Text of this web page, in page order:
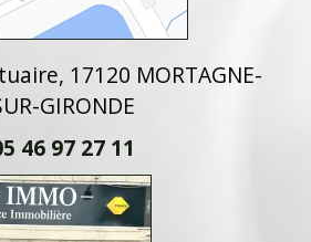
17120 MORTAGNE-
GIRONDE
46 97 27 11